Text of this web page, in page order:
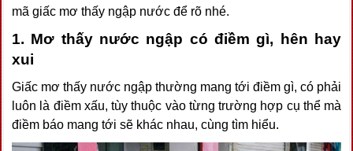
mã giấc mơ thấy ngập nước để rõ nhé.
1. Mơ thấy nước ngập có điềm gì, hên hay
xui
Giấc mơ thấy nước ngập thường mang tới điềm gì, có phải
luôn là điềm xấu, tùy thuộc vào từng trường hợp cụ thể mà
điềm báo mang tới sẽ khác nhau, cùng tìm hiểu.